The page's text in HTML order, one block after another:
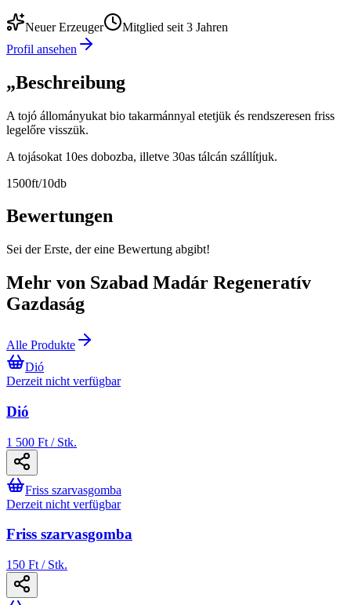
Neuer Erzeuger
Mitglied seit 3 Jahren
Profil ansehen
„Beschreibung
A tojó állományukat bio takarmánnyal etetjük és rendszeresen friss
legelőre visszük.
A tojásokat 10es dobozba, illetve 30as tálcán szállítjuk.
1500ft/10db
Bewertungen
Sei der Erste, der eine Bewertung abgibt!
Mehr von Szabad Madár Regeneratív
Gazdaság
Alle Produkte
Dió
Derzeit nicht verfügbar
Dió
1 500 Ft / Stk.
Friss szarvasgomba
Derzeit nicht verfügbar
Friss szarvasgomba
150 Ft / Stk.